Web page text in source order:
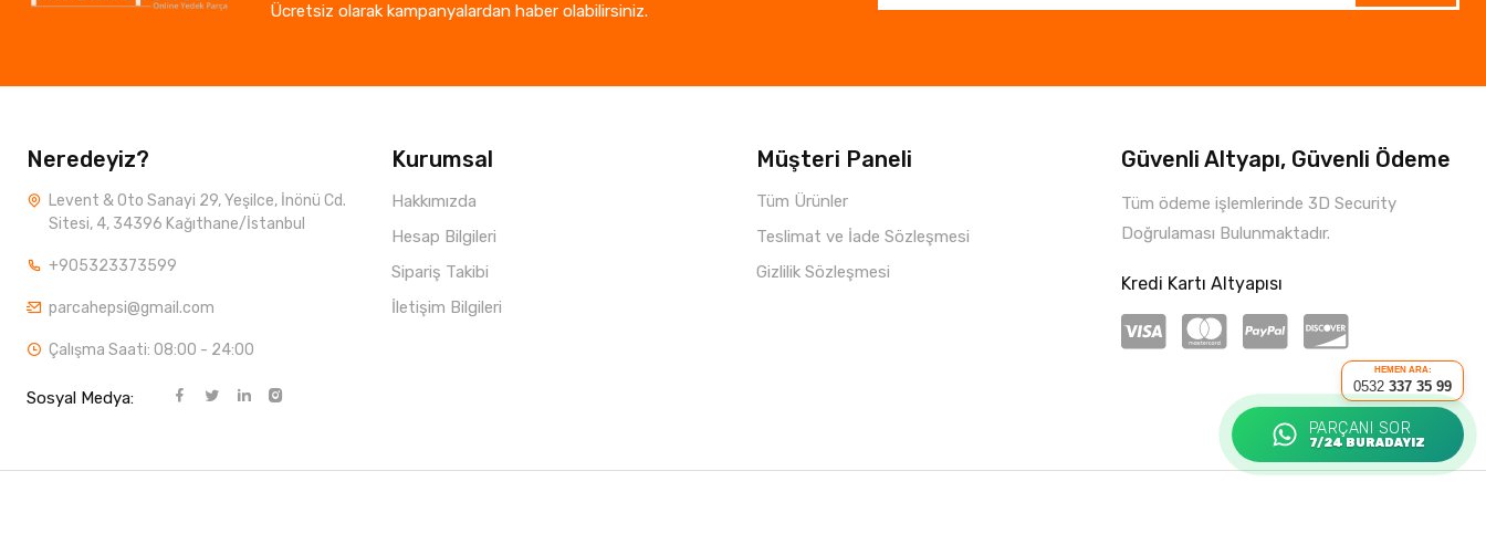
HEMEN ARA:
0532 337 35 99
PARÇANI SOR
7/24 BURADAYIZ
Ücretsiz olarak kampanyalardan haber olabilirsiniz.
Neredeyiz?
Levent & Oto Sanayi 29, Yeşilce, İnönü Cd.
Sitesi, 4, 34396 Kağıthane/İstanbul
+905323373599
parcahepsi@gmail.com
Çalışma Saati: 08:00 - 24:00
Sosyal Medya:
Kurumsal
Hakkımızda
Hesap Bilgileri
Sipariş Takibi
İletişim Bilgileri
Müşteri Paneli
Tüm Ürünler
Teslimat ve İade Sözleşmesi
Gizlilik Sözleşmesi
Güvenli Altyapı, Güvenli Ödeme
Tüm ödeme işlemlerinde 3D Security
Doğrulaması Bulunmaktadır.
Kredi Kartı Altyapısı